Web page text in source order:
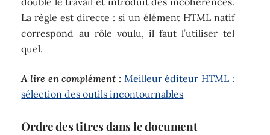
La règle est directe : si un élément HTML natif
correspond au rôle voulu, il faut l’utiliser tel
quel.
A lire en complément : Meilleur éditeur HTML :
sélection des outils incontournables
Ordre des titres dans le document